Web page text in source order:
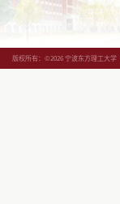
版权所有：©2026 宁波东方理工大学